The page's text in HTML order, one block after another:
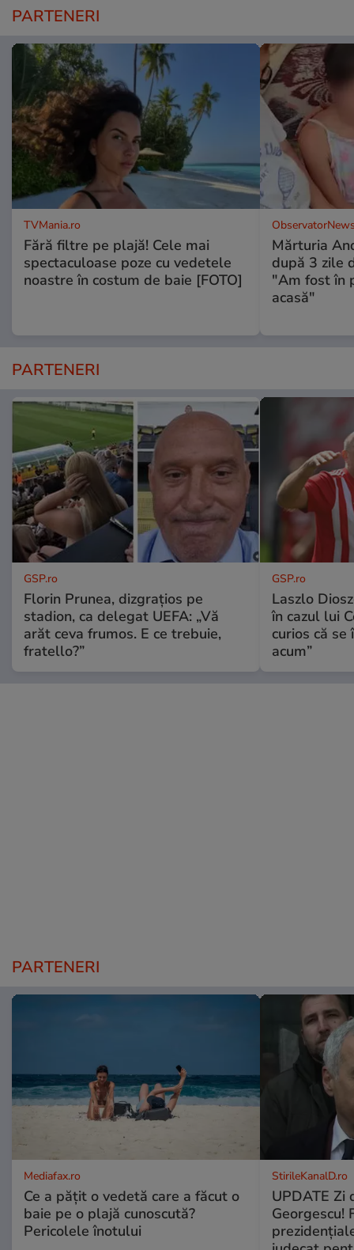
PARTENERI
TVMania.ro
Fără filtre pe plajă! Cele mai
spectaculoase poze cu vedetele
noastre în costum de baie [FOTO]
Mărturia
după 3 zile
"Am fost în
acasă"
PARTENERI
GSP.ro
Florin Prunea, dizgrațios pe
stadion, ca delegat UEFA: „Vă
arăt ceva frumos. E ce trebuie,
fratello?”
GSP.ro
Laszlo
în cazul lui
curios că
acum”
PARTENERI
Mediafax.ro
Ce a pățit o vedetă care a făcut o
baie pe o plajă cunoscută?
Pericolele înotului
StirileKanalD.ro
UPDATE Zi
Georgescu!